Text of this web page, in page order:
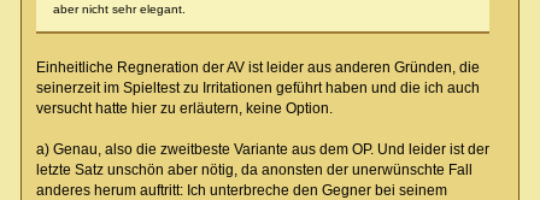
aber nicht sehr elegant.
Einheitliche Regneration der AV ist leider aus anderen Gründen, die
seinerzeit im Spieltest zu Irritationen geführt haben und die ich auch
versucht hatte hier zu erläutern, keine Option.
a) Genau, also die zweitbeste Variante aus dem OP. Und leider ist der
letzte Satz unschön aber nötig, da anonsten der unerwünschte Fall
anderes herum auftritt: Ich unterbreche den Gegner bei seinem